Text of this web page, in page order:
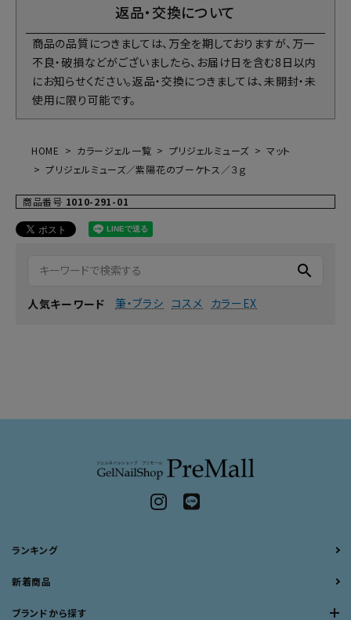
返品・交換について
商品の品質につきましては、万全を期しておりますが、万一
不良・破損などがございましたら、お届け日を含む8日以内
にお知らせください。返品・交換につきましては、未開封・未
使用に限り可能です。
HOME カラージェル一覧 プリジェルミューズ
マット
プリジェルミューズ／紫陽花のブーケトス／３ｇ
商品番号 1010-291-01
search
人気キーワード 筆・ブラシ コスメ カラーEX
ランキング
新着商品
ブランドから探す